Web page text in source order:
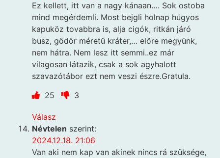
Ez kellett, itt van a nagy kánaan…. Sok ostoba
mind megérdemli. Most bejgli holnap húgyos
kapuköz tovabbra is, alja cigók, ritkán járó
busz, gödör méretű kráter,… előre megyünk,
nem hátra. Nem lesz itt semmi..ez már
vilagosan látazik, csak a sok agyhalott
szavazótábor ezt nem veszi észre.Gratula.
25
3
Válasz
Névtelen szerint:
2024.12.18. 21:06
Van aki nem kap van akinek nincs rá szüksége,